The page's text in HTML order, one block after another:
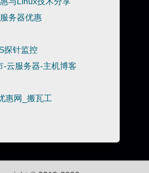
务器优惠
探针监控
-云服务器-主机博客
惠网_搬瓦工